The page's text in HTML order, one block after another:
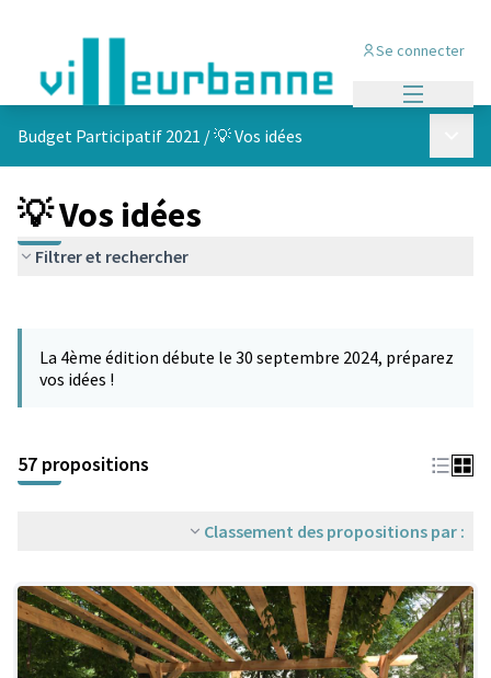
Se connecter
Budget Participatif 2021 /💡 Vos idées
💡 Vos idées
Filtrer et rechercher
La 4ème édition débute le 30 septembre 2024, préparez
vos idées !
57 propositions
Classement des propositions par :